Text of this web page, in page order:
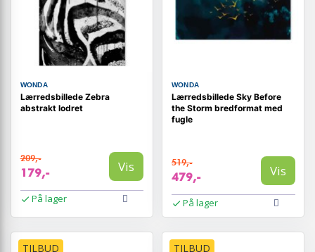
WONDA
Lærredsbillede Zebra
abstrakt lodret
209,-
179,- Vis
På lager
WONDA
Lærredsbillede Sky Before
the Storm bredformat med
fugle
519,-
479,- Vis
På lager
TILBUD TILBUD